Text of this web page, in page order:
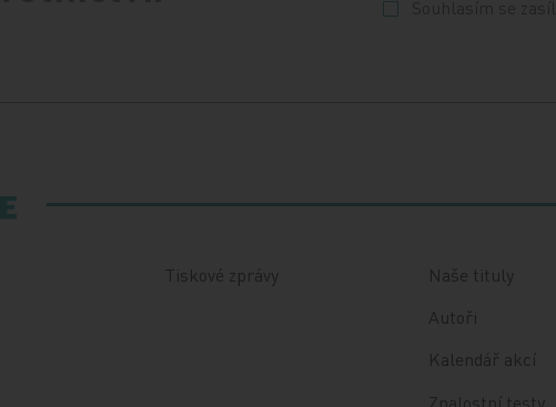
Tiskové zprávy
Naše tituly
Autoři
Kalendář akcí
Znalostní testy